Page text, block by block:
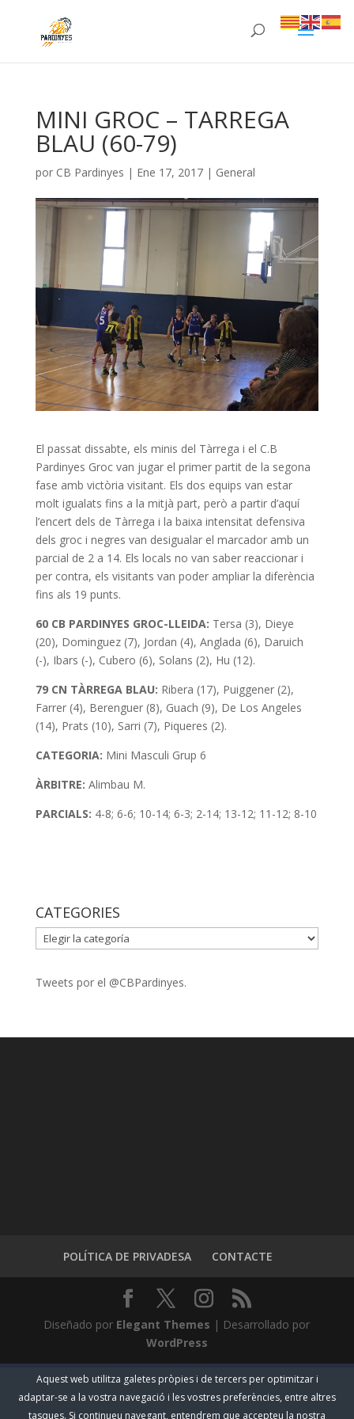
MINI GROC – TARREGA
BLAU (60-79)
por CB Pardinyes | Ene 17, 2017| General
El passat dissabte, els minis del Tàrrega i el C.B
Pardinyes Groc van jugar el primer partit de la segona
fase amb victòria visitant. Els dos equips van estar
molt igualats fins a la mitjà part, però a partir d’aquí
l’encert dels de Tàrrega i la baixa intensitat defensiva
dels groc i negres van desigualar el marcador amb un
parcial de 2 a 14. Els locals no van saber reaccionar i
per contra, els visitants van poder ampliar la diferència
fins als 19 punts.
60 CB PARDINYES GROC-LLEIDA: Tersa (3), Dieye
(20), Dominguez (7), Jordan (4), Anglada (6), Daruich
(-), Ibars (-), Cubero (6), Solans (2), Hu (12).
79 CN TÀRREGA BLAU: Ribera (17), Puiggener (2),
Farrer (4), Berenguer (8), Guach (9), De Los Angeles
(14), Prats (10), Sarri (7), Piqueres (2).
CATEGORIA: Mini Masculi Grup 6
ÀRBITRE: Alimbau M.
PARCIALS: 4-8; 6-6; 10-14; 6-3; 2-14; 13-12; 11-12; 8-10
CATEGORIES
CATEGORIES
Tweets por el @CBPardinyes.
POLÍTICA DE PRIVADESA CONTACTE
Diseñado por Elegant Themes | Desarrollado por
WordPress
Aquest web utilitza galetes pròpies i de tercers per optimitzar i
adaptar-se a la vostra navegació i les vostres preferències, entre altres
tasques. Si continueu navegant, entendrem que accepteu la nostra